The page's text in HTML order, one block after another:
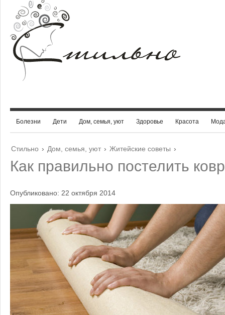
Болезни Дети Дом, семья, уют Здоровье Красота
Стильно › Дом, семья, уют › Житейские советы ›
Как правильно постелить
Опубликовано: 22 октября 2014